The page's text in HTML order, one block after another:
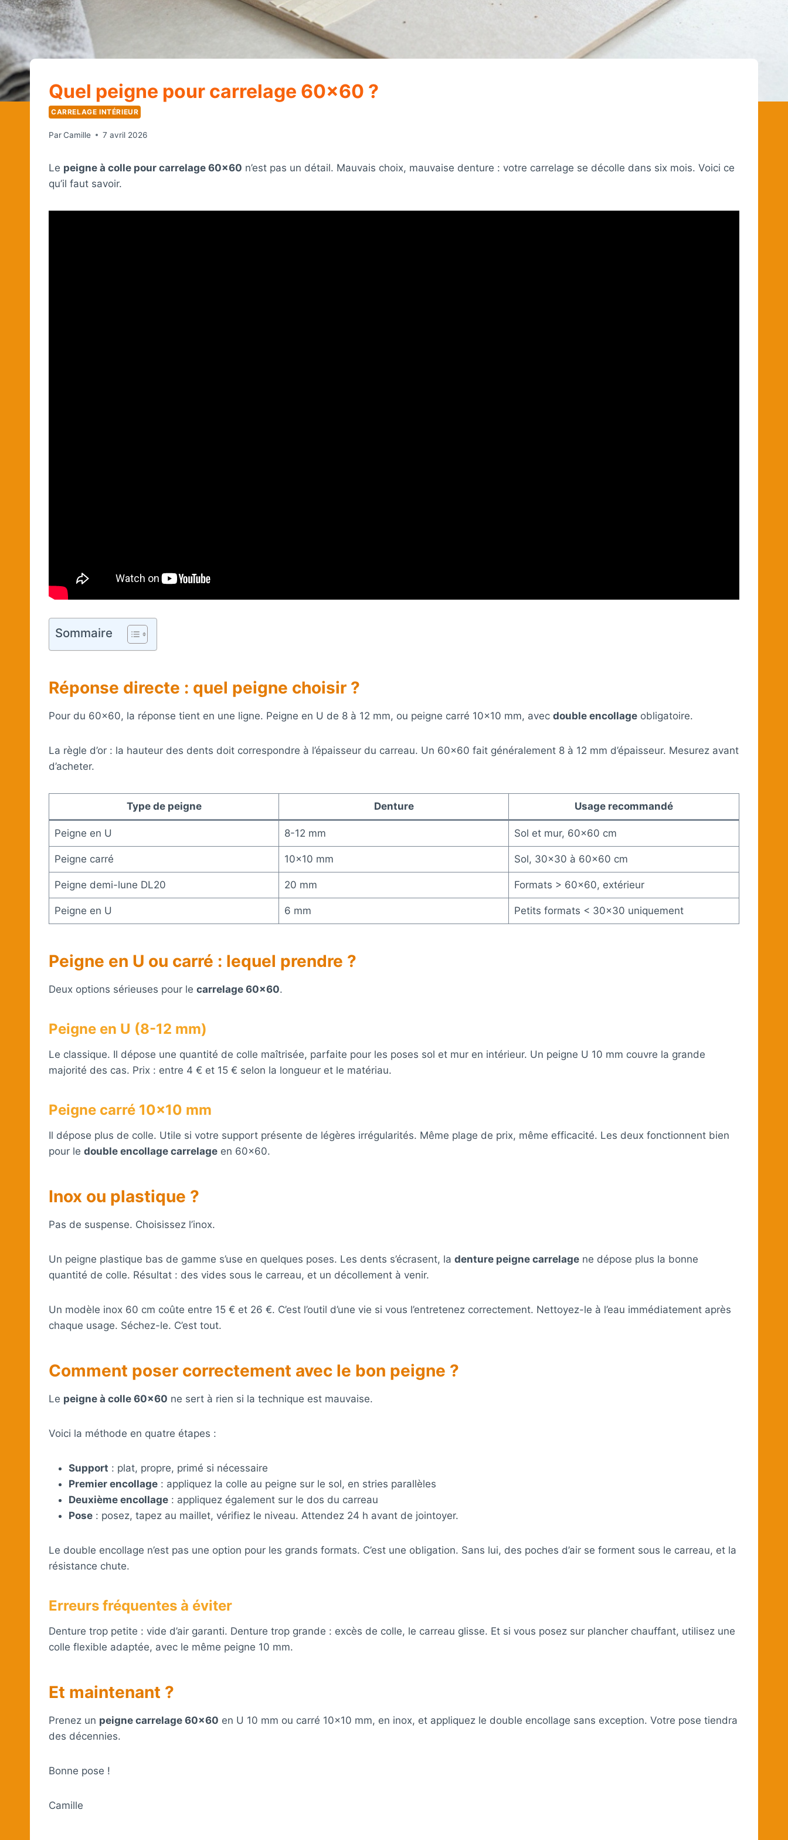
Quel peigne pour carrelage 60×60 ?
CARRELAGE INTÉRIEUR
ParCamille 7 avril 2026
Le peigne à colle pour carrelage 60×60 n’est pas un détail. Mauvais choix, mauvaise denture : votre carrelage se décolle dans six mois. Voici ce
qu’il faut savoir.
Sommaire
Réponse directe : quel peigne choisir ?
Pour du 60×60, la réponse tient en une ligne. Peigne en U de 8 à 12 mm, ou peigne carré 10×10 mm, avec double encollage obligatoire.
La règle d’or : la hauteur des dents doit correspondre à l’épaisseur du carreau. Un 60×60 fait généralement 8 à 12 mm d’épaisseur. Mesurez avant
d’acheter.
Type de peigne Denture Usage recommandé
Peigne en U 8-12 mm Sol et mur, 60×60 cm
Peigne carré 10×10 mm Sol, 30×30 à 60×60 cm
Peigne demi-lune DL20 20 mm Formats > 60×60, extérieur
Peigne en U 6 mm Petits formats < 30×30 uniquement
Peigne en U ou carré : lequel prendre ?
Deux options sérieuses pour le carrelage 60×60.
Peigne en U (8-12 mm)
Le classique. Il dépose une quantité de colle maîtrisée, parfaite pour les poses sol et mur en intérieur. Un peigne U 10 mm couvre la grande
majorité des cas. Prix : entre 4 € et 15 € selon la longueur et le matériau.
Peigne carré 10×10 mm
Il dépose plus de colle. Utile si votre support présente de légères irrégularités. Même plage de prix, même efficacité. Les deux fonctionnent bien
pour le double encollage carrelage en 60×60.
Inox ou plastique ?
Pas de suspense. Choisissez l’inox.
Un peigne plastique bas de gamme s’use en quelques poses. Les dents s’écrasent, la denture peigne carrelage ne dépose plus la bonne
quantité de colle. Résultat : des vides sous le carreau, et un décollement à venir.
Un modèle inox 60 cm coûte entre 15 € et 26 €. C’est l’outil d’une vie si vous l’entretenez correctement. Nettoyez-le à l’eau immédiatement après
chaque usage. Séchez-le. C’est tout.
Comment poser correctement avec le bon peigne ?
Le peigne à colle 60×60 ne sert à rien si la technique est mauvaise.
Voici la méthode en quatre étapes :
Support : plat, propre, primé si nécessaire
Premier encollage : appliquez la colle au peigne sur le sol, en stries parallèles
Deuxième encollage : appliquez également sur le dos du carreau
Pose : posez, tapez au maillet, vérifiez le niveau. Attendez 24 h avant de jointoyer.
Le double encollage n’est pas une option pour les grands formats. C’est une obligation. Sans lui, des poches d’air se forment sous le carreau, et la
résistance chute.
Erreurs fréquentes à éviter
Denture trop petite : vide d’air garanti. Denture trop grande : excès de colle, le carreau glisse. Et si vous posez sur plancher chauffant, utilisez une
colle flexible adaptée, avec le même peigne 10 mm.
Et maintenant ?
Prenez un peigne carrelage 60×60 en U 10 mm ou carré 10×10 mm, en inox, et appliquez le double encollage sans exception. Votre pose tiendra
des décennies.
Bonne pose !
Camille